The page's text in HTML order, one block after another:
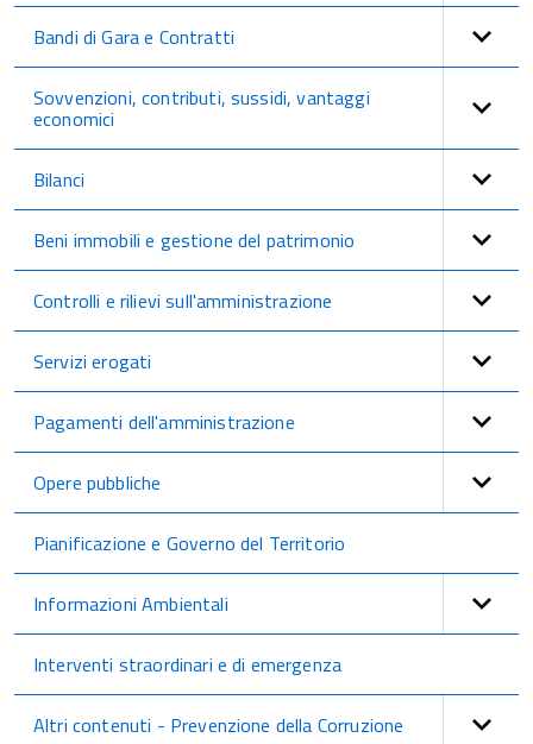
Bandi di Gara e Contratti
Sovvenzioni, contributi, sussidi, vantaggi
economici
Bilanci
Beni immobili e gestione del patrimonio
Controlli e rilievi sull'amministrazione
Servizi erogati
Pagamenti dell'amministrazione
Opere pubbliche
Pianificazione e Governo del Territorio
Informazioni Ambientali
Interventi straordinari e di emergenza
Altri contenuti - Prevenzione della Corruzione